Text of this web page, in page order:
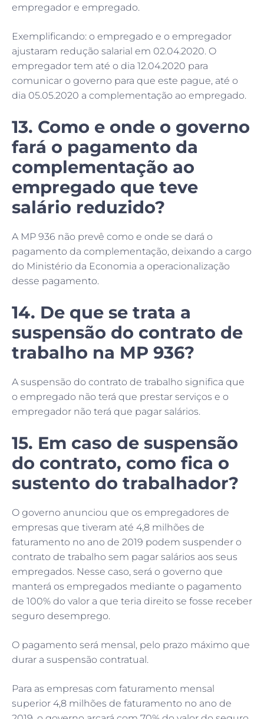
empregador e empregado.
Exemplificando: o empregado e o empregador
ajustaram redução salarial em 02.04.2020. O
empregador tem até o dia 12.04.2020 para
comunicar o governo para que este pague, até o
dia 05.05.2020 a complementação ao empregado.
13. Como e onde o governo
fará o pagamento da
complementação ao
empregado que teve
salário reduzido?
A MP 936 não prevê como e onde se dará o
pagamento da complementação, deixando a cargo
do Ministério da Economia a operacionalização
desse pagamento.
14. De que se trata a
suspensão do contrato de
trabalho na MP 936?
A suspensão do contrato de trabalho significa que
o empregado não terá que prestar serviços e o
empregador não terá que pagar salários.
15. Em caso de suspensão
do contrato, como fica o
sustento do trabalhador?
O governo anunciou que os empregadores de
empresas que tiveram até 4,8 milhões de
faturamento no ano de 2019 podem suspender o
contrato de trabalho sem pagar salários aos seus
empregados. Nesse caso, será o governo que
manterá os empregados mediante o pagamento
de 100% do valor a que teria direito se fosse receber
seguro desemprego.
O pagamento será mensal, pelo prazo máximo que
durar a suspensão contratual.
Para as empresas com faturamento mensal
superior 4,8 milhões de faturamento no ano de